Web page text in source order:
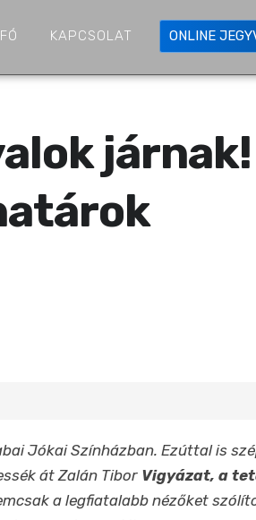
KAPCSOLAT ONLINE
járnak!
Jókai Színházban. Ezúttal is
át Zalán Tibor Vigyázat, a
a legfiatalabb nézőket